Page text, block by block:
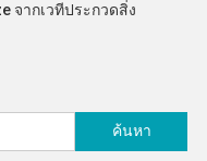
จากเวทีประกวดสิ่ง
สำหรับ: